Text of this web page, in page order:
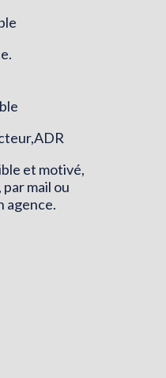
et motivé,
mail ou
agence.